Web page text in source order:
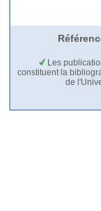
Les
constituent la
de